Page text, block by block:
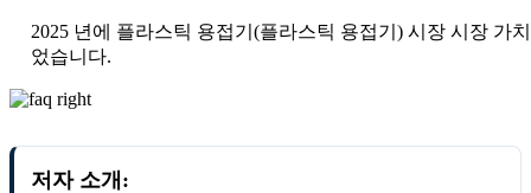
2025 년에 플라스틱 용접기(플라스틱 용접기) 시장 시장 가
었습니다.
저자 소개: